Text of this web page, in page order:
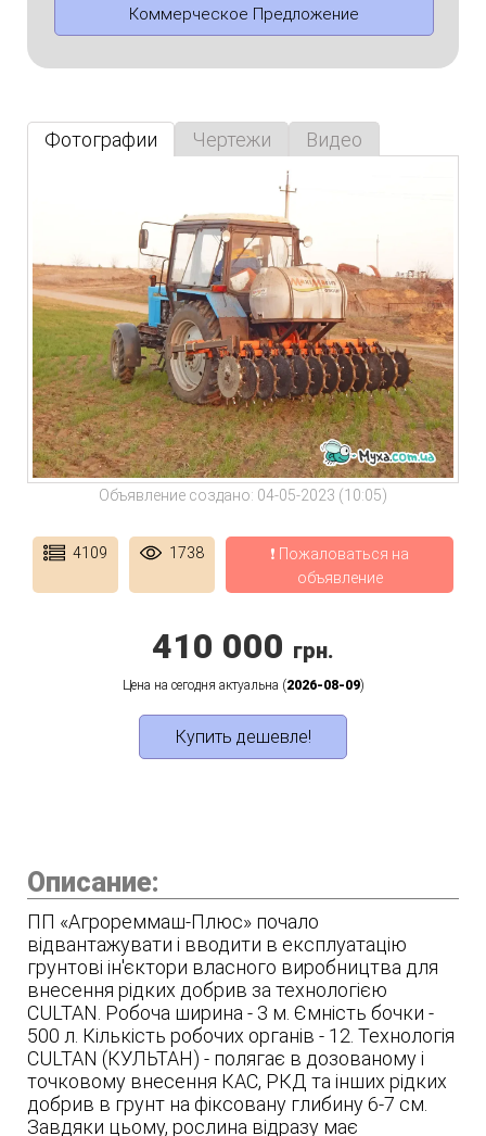
Коммерческое Предложение
Фотографии Чертежи Видео
Объявление создано: 04-05-2023 (10:05)
4109 1738
❗ Пожаловаться на
объявление
410 000 грн.
Цена на сегодня актуальна (2026-08-09)
Купить дешевле!
Описание:
ПП «Агрореммаш-Плюс» почало
відвантажувати і вводити в експлуатацію
грунтові ін'єктори власного виробництва для
внесення рідких добрив за технологією
CULTAN. Робоча ширина - 3 м. Ємність бочки -
500 л. Кількість робочих органів - 12. Технологія
CULTAN (КУЛЬТАН) - полягає в дозованому і
точковому внесення КАС, РКД та інших рідких
добрив в грунт на фіксовану глибину 6-7 см.
Завдяки цьому, рослина відразу має